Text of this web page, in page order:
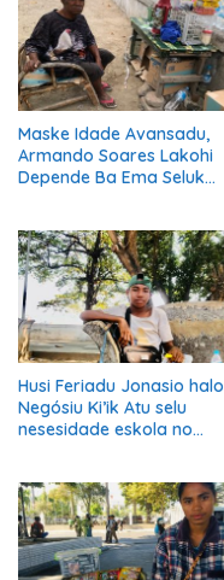
Maske Idade Avansadu,
Armando Soares Lakohi
Depende Ba Ema Seluk
Husi Feriadu Jonasio halo
Negósiu Ki’ik Atu selu
nesesidade eskola no